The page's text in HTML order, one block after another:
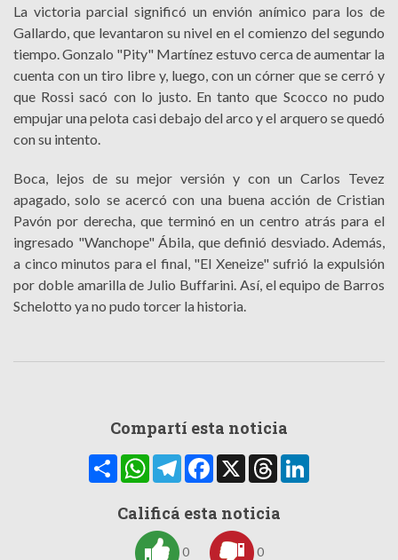
La victoria parcial significó un envión anímico para los de
Gallardo, que levantaron su nivel en el comienzo del segundo
tiempo. Gonzalo "Pity" Martínez estuvo cerca de aumentar la
cuenta con un tiro libre y, luego, con un córner que se cerró y
que Rossi sacó con lo justo. En tanto que Scocco no pudo
empujar una pelota casi debajo del arco y el arquero se quedó
con su intento.
Boca, lejos de su mejor versión y con un Carlos Tevez
apagado, solo se acercó con una buena acción de Cristian
Pavón por derecha, que terminó en un centro atrás para el
ingresado "Wanchope" Ábila, que definió desviado. Además,
a cinco minutos para el final, "El Xeneize" sufrió la expulsión
por doble amarilla de Julio Buffarini. Así, el equipo de Barros
Schelotto ya no pudo torcer la historia.
Compartí esta noticia
CompartirWhatsAppTelegramFacebook
X Threads
Calificá esta noticia
0 0